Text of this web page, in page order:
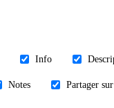
Info
Notes Partager